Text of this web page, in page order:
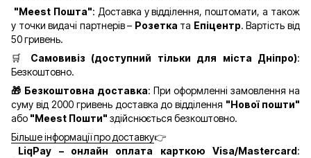
"Meest Пошта": Доставка у відділення, поштомати, а також
у точки видачі партнерів – Розетка та Епіцентр. Вартість від
50 гривень.
🛒 Самовивіз (доступний тільки для міста Дніпро):
Безкоштовно.
🎁 Безкоштовна доставка: При оформленні замовлення на
суму від 2000 гривень доставка до відділення "Нової пошти"
або "Meest Пошти" здійснюється безкоштовно.
Більше інформації про доставку👉
LiqPay – онлайн оплата карткою Visa/Mastercard: